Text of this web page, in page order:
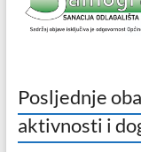
Posljednje
aktivnosti i